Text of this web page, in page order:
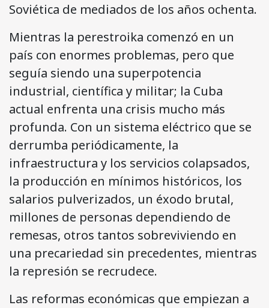
Soviética de mediados de los años ochenta.
Mientras la perestroika comenzó en un
país con enormes problemas, pero que
seguía siendo una superpotencia
industrial, científica y militar; la Cuba
actual enfrenta una crisis mucho más
profunda. Con un sistema eléctrico que se
derrumba periódicamente, la
infraestructura y los servicios colapsados,
la producción en mínimos históricos, los
salarios pulverizados, un éxodo brutal,
millones de personas dependiendo de
remesas, otros tantos sobreviviendo en
una precariedad sin precedentes, mientras
la represión se recrudece.
Las reformas económicas que empiezan a